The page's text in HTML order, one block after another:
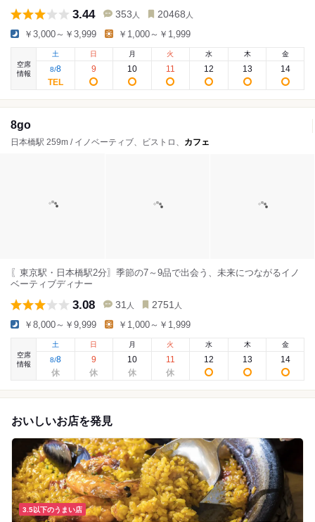
3.44 353 人 20468 人
￥3,000～￥3,999 ￥1,000～￥1,999
空席
情報
土
8/8
日
9
月
10
火
11
水
12
木
13
金
14
8go
日本橋駅 259m / イノベーティブ、ビストロ、 カフェ
〖東京駅・日本橋駅2分〗季節の7～9品で出会う、未来につながるイノ
ベーティブディナー
3.08 31 人 2751 人
￥8,000～￥9,999 ￥1,000～￥1,999
空席
情報
土
8/8
日
9
月
10
火
11
水
12
木
13
金
14
おいしいお店を発見
3.5以下のうまい店